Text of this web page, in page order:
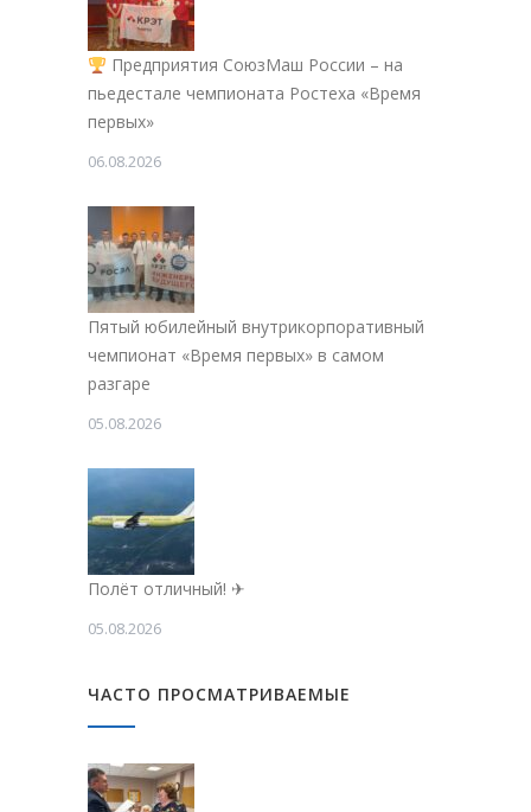
Предприятия СоюзМаш России – на
пьедестале чемпионата Ростеха «Время
первых»
06.08.2026
Пятый юбилейный внутрикорпоративный
чемпионат «Время первых» в самом
разгаре
05.08.2026
Полёт отличный! ✈
05.08.2026
ЧАСТО ПРОСМАТРИВАЕМЫЕ